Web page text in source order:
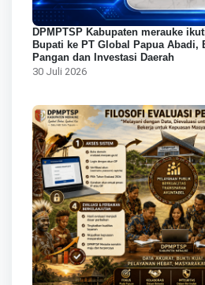
DPMPTSP Kabupaten merauke
Bupati ke PT Global Papua Abadi,
Pangan dan Investasi Daerah
30 Juli 2026